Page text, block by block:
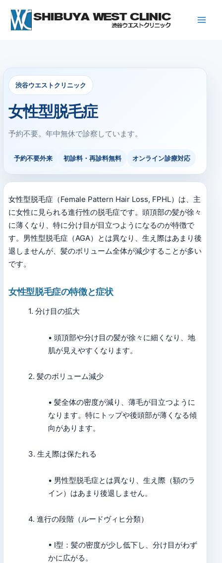
渋谷ウエストクリニック
女性型脱毛症
予約不要。年中無休で診察しています。
予約不要外来 初診料・再診料無料 オンライン診療対応
女性型脱毛症（Female Pattern Hair Loss, FPHL）は、主
に女性に見られる進行性の脱毛症です。頭頂部の髪が徐々
に薄くなり、特に分け目が目立つようになるのが特徴で
す。男性型脱毛症（AGA）とは異なり、生え際はあまり後
退しませんが、髪のボリューム全体が減少することが多い
です。
女性型脱毛症の特徴と症状
1. 分け目の拡大
• 頭頂部や分け目の髪が徐々に細くなり、地
肌が見えやすくなります。
2. 髪のボリューム減少
• 髪全体の密度が減り、薄毛が目立つように
なります。特にトップや後頭部が薄くなる傾
向があります。
3. 生え際は保たれる
• 男性型脱毛症とは異なり、生え際（額のラ
イン）はあまり後退しません。
4. 進行の段階（ルードヴィヒ分類）
• I型：髪の密度が少し低下し、分け目がわず
かに広がる。